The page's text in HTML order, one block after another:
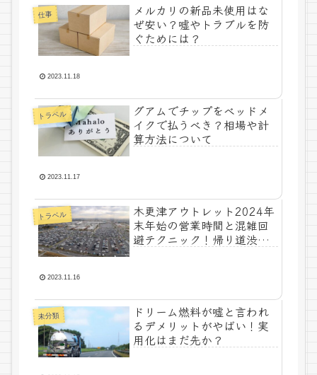
仕事
メルカリの新品未使用はな
ぜ安い？嘘やトラブルを防
ぐためには？
2023.11.18
トラベル
グアムでチップをベッドメ
イクで払うべき？相場や計
算方法について
2023.11.17
トラベル
木更津アウトレット2024年
末年始の営業時間と混雑回
避テクニック！帰り道渋滞
2023.11.16
未分類
ドリーム燃料が嘘と言われ
るデメリットがやばい！実
用化はまだ先か？